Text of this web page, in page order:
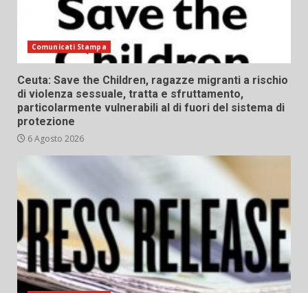
Comunicati Stampa
Ceuta: Save the Children, ragazze migranti a rischio
di violenza sessuale, tratta e sfruttamento,
particolarmente vulnerabili al di fuori del sistema di
protezione
6 Agosto 2026